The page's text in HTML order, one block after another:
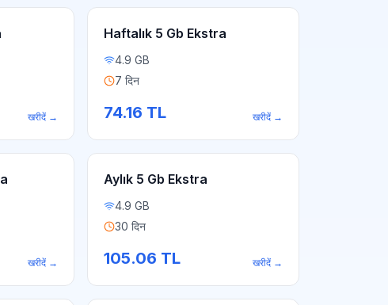
खरीदें →
Haftalık 5 Gb Ekstra
4.9 GB
7 दिन
74.16 TL खरीदें →
खरीदें →
Aylık 5 Gb Ekstra
4.9 GB
30 दिन
105.06 TL खरीदें →